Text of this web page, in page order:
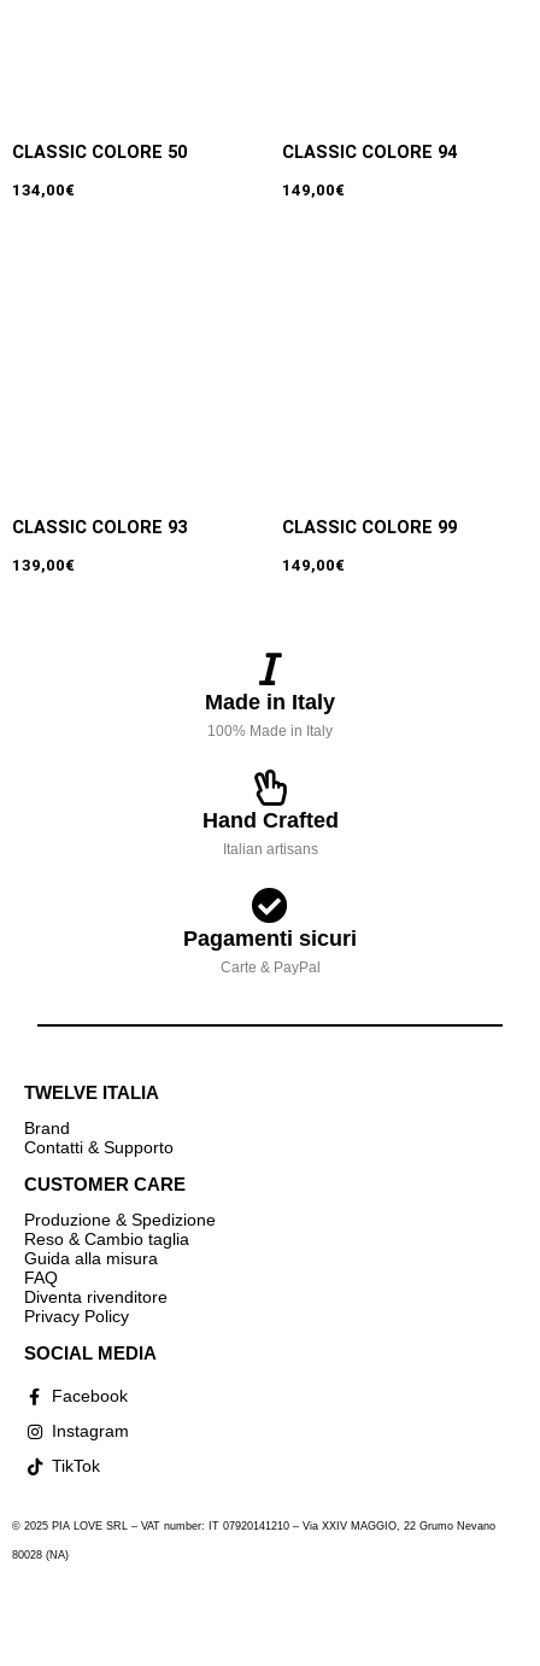
CLASSIC COLORE 50
134,00€
CLASSIC COLORE 94
149,00€
CLASSIC COLORE 93
139,00€
CLASSIC COLORE 99
149,00€
Made in Italy
100% Made in Italy
Hand Crafted
Italian artisans
Pagamenti sicuri
Carte & PayPal
TWELVE ITALIA
Brand
Contatti & Supporto
CUSTOMER CARE
Produzione & Spedizione
Reso & Cambio taglia
Guida alla misura
FAQ
Diventa rivenditore
Privacy Policy
SOCIAL MEDIA
Facebook
Instagram
TikTok
© 2025 PIA LOVE SRL – VAT number: IT 07920141210 – Via XXIV MAGGIO, 22 Grumo Nevano
80028 (NA)